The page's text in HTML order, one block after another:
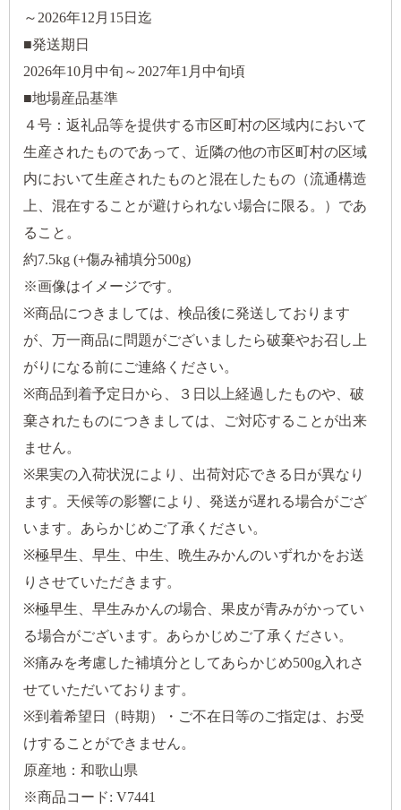
～2026年12月15日迄
■発送期日
2026年10月中旬～2027年1月中旬頃
■地場産品基準
４号：返礼品等を提供する市区町村の区域内において
生産されたものであって、近隣の他の市区町村の区域
内において生産されたものと混在したもの（流通構造
上、混在することが避けられない場合に限る。）であ
ること。
約7.5kg (+傷み補填分500g)
※画像はイメージです。
※商品につきましては、検品後に発送しております
が、万一商品に問題がございましたら破棄やお召し上
がりになる前にご連絡ください。
※商品到着予定日から、３日以上経過したものや、破
棄されたものにつきましては、ご対応することが出来
ません。
※果実の入荷状況により、出荷対応できる日が異なり
ます。天候等の影響により、発送が遅れる場合がござ
います。あらかじめご了承ください。
※極早生、早生、中生、晩生みかんのいずれかをお送
りさせていただきます。
※極早生、早生みかんの場合、果皮が青みがかってい
る場合がございます。あらかじめご了承ください。
※痛みを考慮した補填分としてあらかじめ500g入れさ
せていただいております。
※到着希望日（時期）・ご不在日等のご指定は、お受
けすることができません。
原産地：和歌山県
※商品コード: V7441